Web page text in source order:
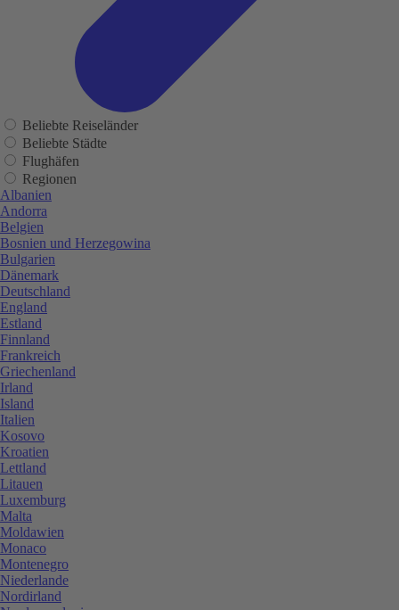
Beliebte Reiseländer
Beliebte Städte
Flughäfen
Regionen
Albanien
Andorra
Belgien
Bosnien und Herzegowina
Bulgarien
Dänemark
Deutschland
England
Estland
Finnland
Frankreich
Griechenland
Irland
Island
Italien
Kosovo
Kroatien
Lettland
Litauen
Luxemburg
Malta
Moldawien
Monaco
Montenegro
Niederlande
Nordirland